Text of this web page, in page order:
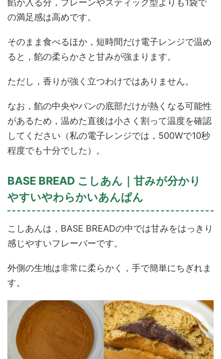
餡が入る分，プレーンやスティック型よりも1袋で
の満足感は高めです。
そのまま食べるほか，短時間だけ電子レンジで温め
ると，餡の柔らかさと甘みが強まります。
ただし，香りが強く立つわけではありません。
なお，餡の中央やパンの底部だけが熱くなる可能性
があるため，温めた直後は小さく割って温度を確認
してください（私の電子レンジでは，500Wで10秒
程度でも十分でした）。
BASE BREAD こしあん｜甘みが分かり
やすいやわらかいあんぱん
こしあんは，BASE BREADの中では甘みをはっきり
感じやすいフレーバーです。
外側の生地は非常に柔らかく，手で簡単にちぎれま
す。